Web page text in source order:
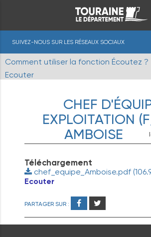
SUIVEZ-NOUS SUR LES RÉSEAUX SOCIAUX
Comment utiliser la fonction Écoutez ?
Ecouter
CHEF
EXPLOITATION
AMBOISE
Téléchargement
chef_equipe_Amboise.pdf
Ecouter
PARTAGER SUR :